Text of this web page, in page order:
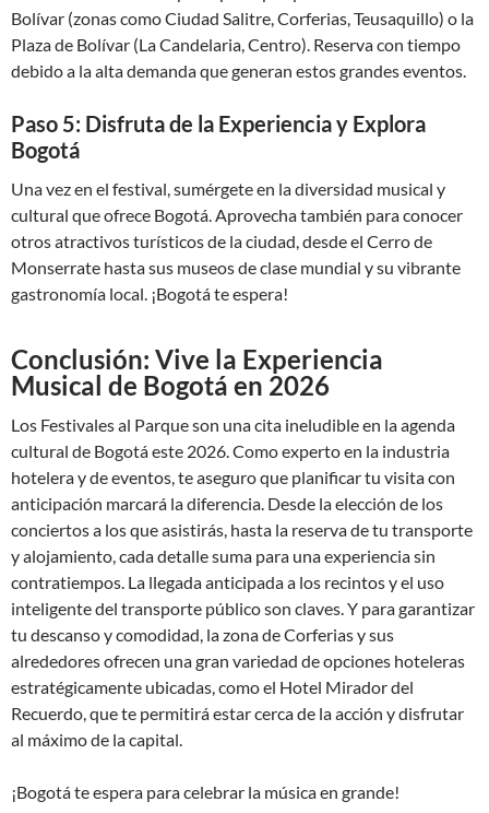
Bolívar (zonas como Ciudad Salitre, Corferias, Teusaquillo) o la
Plaza de Bolívar (La Candelaria, Centro). Reserva con tiempo
debido a la alta demanda que generan estos grandes eventos.
Paso 5: Disfruta de la Experiencia y Explora
Bogotá
Una vez en el festival, sumérgete en la diversidad musical y
cultural que ofrece Bogotá. Aprovecha también para conocer
otros atractivos turísticos de la ciudad, desde el Cerro de
Monserrate hasta sus museos de clase mundial y su vibrante
gastronomía local. ¡Bogotá te espera!
Conclusión: Vive la Experiencia
Musical de Bogotá en 2026
Los Festivales al Parque son una cita ineludible en la agenda
cultural de Bogotá este 2026. Como experto en la industria
hotelera y de eventos, te aseguro que planificar tu visita con
anticipación marcará la diferencia. Desde la elección de los
conciertos a los que asistirás, hasta la reserva de tu transporte
y alojamiento, cada detalle suma para una experiencia sin
contratiempos. La llegada anticipada a los recintos y el uso
inteligente del transporte público son claves. Y para garantizar
tu descanso y comodidad, la zona de Corferias y sus
alrededores ofrecen una gran variedad de opciones hoteleras
estratégicamente ubicadas, como el Hotel Mirador del
Recuerdo, que te permitirá estar cerca de la acción y disfrutar
al máximo de la capital.
¡Bogotá te espera para celebrar la música en grande!